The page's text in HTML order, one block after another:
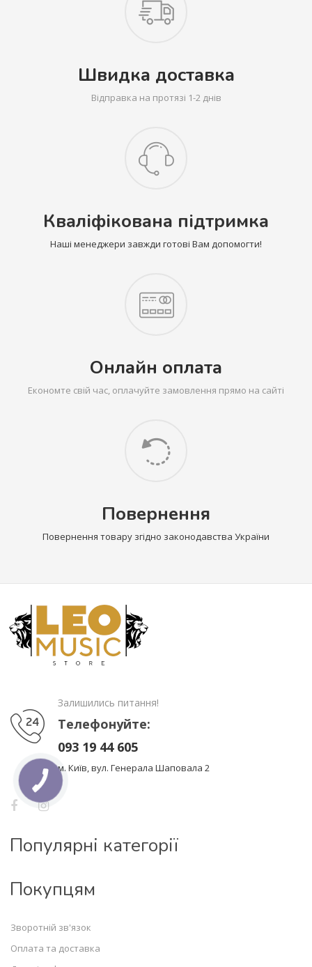
Швидка доставка
Відправка на протязі 1-2 днів
Кваліфікована підтримка
Наші менеджери завжди готові Вам допомогти!
Онлайн оплата
Економте свій час, оплачуйте замовлення прямо на сайті
Повернення
Повернення товару згідно законодавства України
Залишились питання!
Телефонуйте:
093 19 44 605
м. Київ, вул. Генерала Шаповала 2
Популярні категорії
Покупцям
Зворотній зв'язок
Оплата та доставка